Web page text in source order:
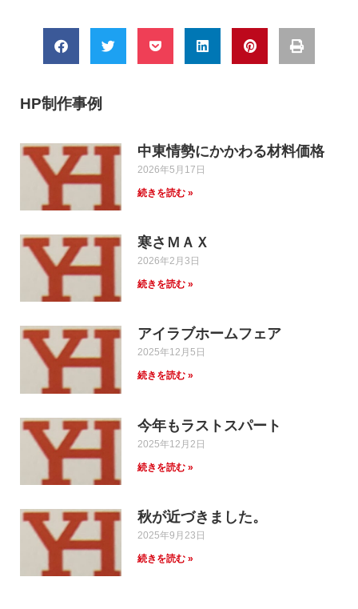
HP制作事例
中東情勢にかかわる材料価格
2026年5月17日
続きを読む »
寒さＭＡＸ
2026年2月3日
続きを読む »
アイラブホームフェア
2025年12月5日
続きを読む »
今年もラストスパート
2025年12月2日
続きを読む »
秋が近づきました。
2025年9月23日
続きを読む »